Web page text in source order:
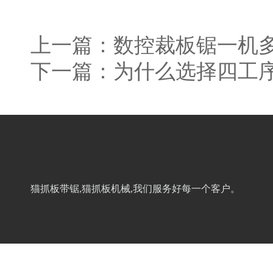
上一篇： 数控裁板锯一机
下一篇： 为什么选择四工
猫抓板带锯,猫抓板机械,我们服务好每一个客户。